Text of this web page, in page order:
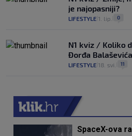
je najopasniji?
LIFESTYLE 1. lip. 0
N1 kviz / Koliko
Đorđa
LIFESTYLE 18. svi. 11
SpaceX-ova